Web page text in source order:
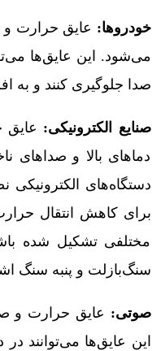
خودروها: عایق حرارت و
می‌شود. این عایق‌ها
صدا جلوگیری کنند و به
صنایع الکترونیکی: عایق
دماهای بالا و صداهای
دستگاه‌های
برای کاهش انتقال
مختلفی تشکیل شده
سنگ‌بازلت و پنبه سنگ
صوتی: عایق حرارت و
این عایق‌ها می‌توانند